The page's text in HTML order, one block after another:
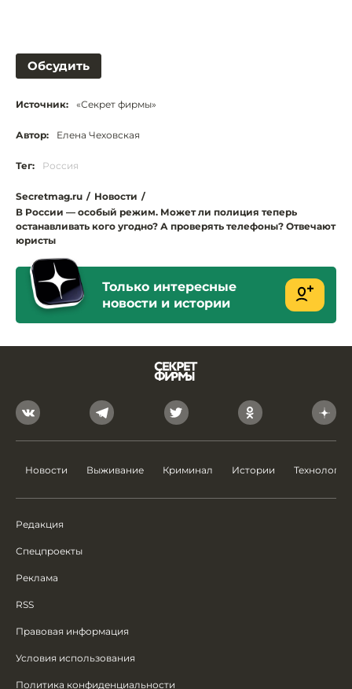
Обсудить
Источник: «Секрет фирмы»
Автор: Елена Чеховская
Тег: Россия
Secretmag.ru / Новости /
В России — особый режим. Может ли полиция теперь
останавливать кого угодно? А проверять телефоны? Отвечают
юристы
Только интересные
новости и истории
Новости Выживание Криминал Истории Технологии
Редакция
Спецпроекты
Реклама
RSS
Правовая информация
Условия использования
Политика конфиденциальности